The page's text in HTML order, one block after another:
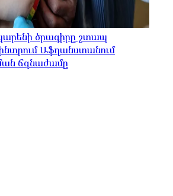
ծրագիրը շտապ
Աֆղանստանում
ճգնաժամը